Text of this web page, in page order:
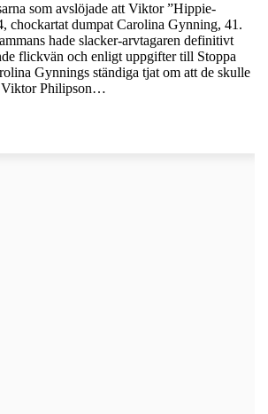
som avslöjade att Viktor ”Hippie-
chockartat dumpat Carolina Gynning, 41.
hade slacker-arvtagaren definitivt
flickvän och enligt uppgifter till Stoppa
Gynnings ständiga tjat om att de skulle
Viktor Philipson…